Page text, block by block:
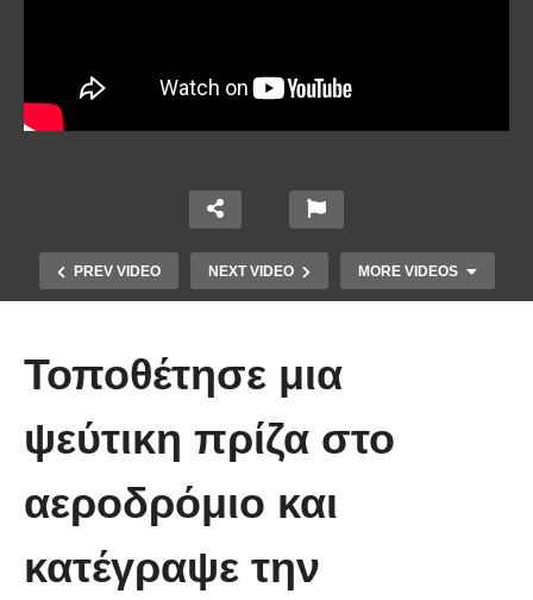
PREV VIDEO NEXT VIDEO MORE VIDEOS
Απολαυστικοί Μέριλ Στριπ και Τομ
άλλον
Τοποθέτησε μια
ψεύτικη πρίζα στο
αεροδρόμιο και
κατέγραψε την